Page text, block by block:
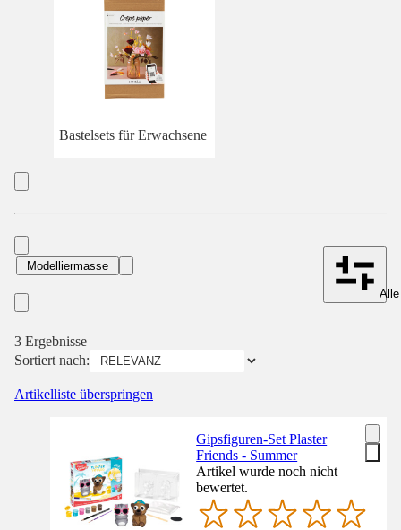
Bastelsets für Erwachsene
Modelliermasse
3 Ergebnisse
Sortiert nach:
Artikelliste überspringen
Gipsfiguren-Set Plaster
Friends - Summer
Artikel wurde noch nicht
bewertet.